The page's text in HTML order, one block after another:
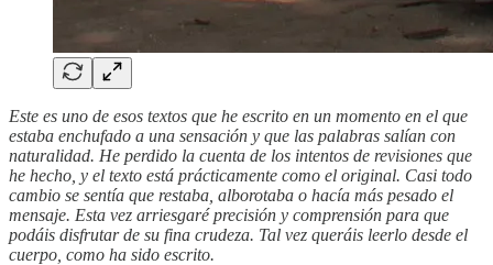
Este es uno de esos textos que he escrito en un momento en el que
estaba enchufado a una sensación y que las palabras salían con
naturalidad. He perdido la cuenta de los intentos de revisiones que
he hecho, y el texto está prácticamente como el original. Casi todo
cambio se sentía que restaba, alborotaba o hacía más pesado el
mensaje. Esta vez arriesgaré precisión y comprensión para que
podáis disfrutar de su fina crudeza. Tal vez queráis leerlo desde el
cuerpo, como ha sido escrito.